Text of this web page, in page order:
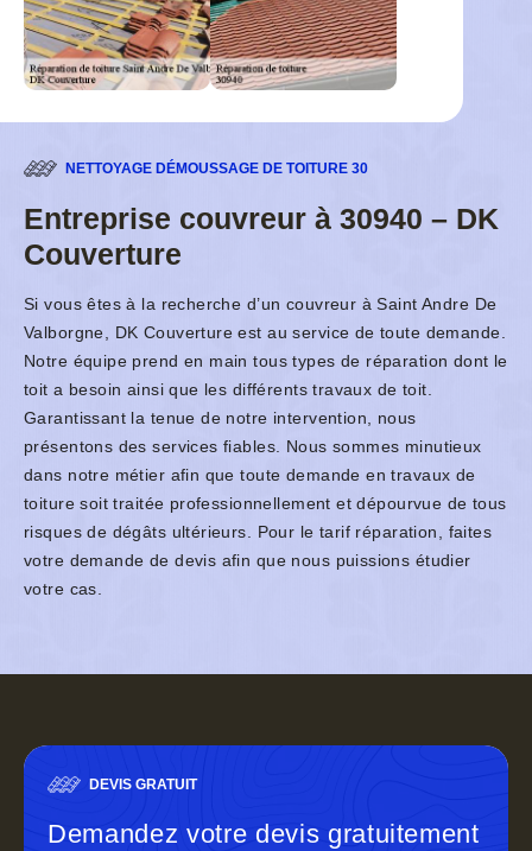
NETTOYAGE DÉMOUSSAGE DE TOITURE 30
Entreprise couvreur à 30940 – DK
Couverture
Si vous êtes à la recherche d’un couvreur à Saint Andre De
Valborgne, DK Couverture est au service de toute demande.
Notre équipe prend en main tous types de réparation dont le
toit a besoin ainsi que les différents travaux de toit.
Garantissant la tenue de notre intervention, nous
présentons des services fiables. Nous sommes minutieux
dans notre métier afin que toute demande en travaux de
toiture soit traitée professionnellement et dépourvue de tous
risques de dégâts ultérieurs. Pour le tarif réparation, faites
votre demande de devis afin que nous puissions étudier
votre cas.
DEVIS GRATUIT
Demandez votre devis gratuitement